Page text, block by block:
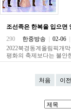
무
료
미
프
조선족은 한복을 입으면
290
한중방송 02-06
2022북경동계올림픽개
평화의 축제보다는 불안
처음 이전